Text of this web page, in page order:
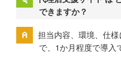
できますか？
担当内容、環境、仕
で、1か月程度で導入